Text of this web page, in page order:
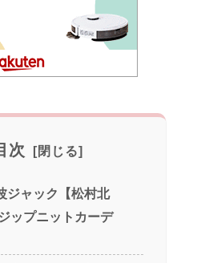
次
ジャック【松村北
ップニットカーデ